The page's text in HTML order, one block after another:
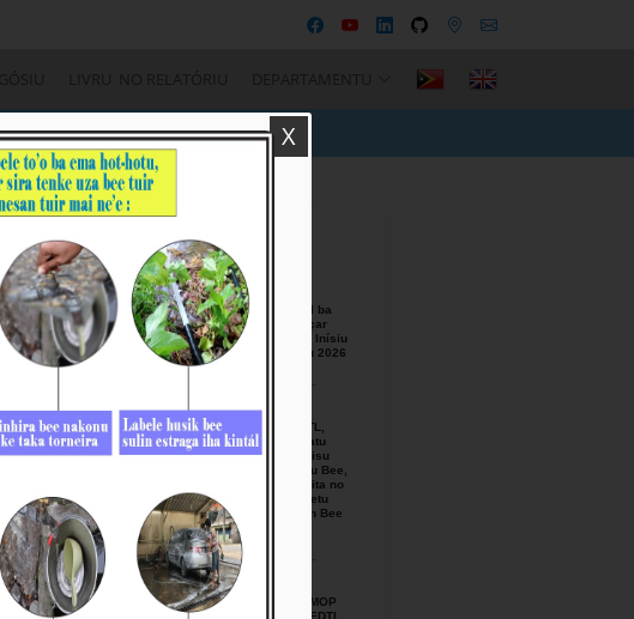
LIVRU NO RELATÓRIU DEPARTAMENTU
Recent Posts
BTL, E.P
Responsável ba
Seremónia Içar
Bandeira iha Inísiu
Fulan Agostu 2026
2026
Ezekutivu BTL,
E.P Orienta atu
Mellora Servisu
Fornesimentu Bee,
Hasa’e Reseita no
Finaliza Projetu
Kanalizasaun Bee
iha PA sira
August-05-
2026
BTL, E.P ho MOP
hamutuk ho EDTL,
X